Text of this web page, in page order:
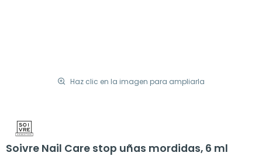
Haz clic en la imagen para ampliarla
Soivre Nail Care stop uñas mordidas, 6 ml